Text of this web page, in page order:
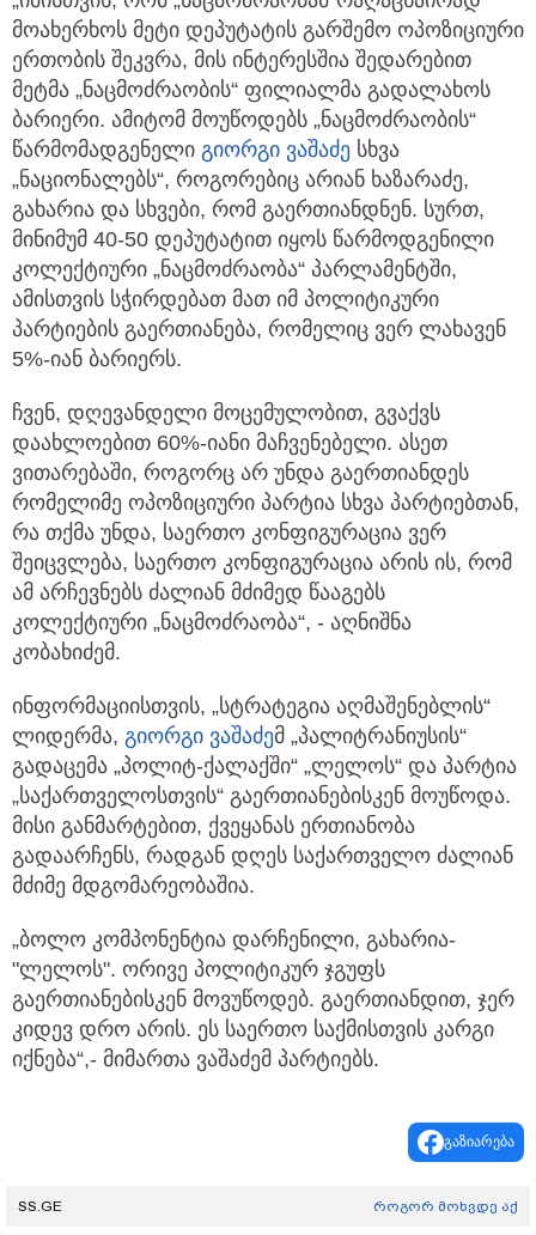
მოახერხოს მეტი დეპუტატის გარშემო ოპოზიციური
ერთობის შეკვრა, მის ინტერესშია შედარებით
მეტმა „ნაცმოძრაობის“ ფილიალმა გადალახოს
ბარიერი. ამიტომ მოუწოდებს „ნაცმოძრაობის“
წარმომადგენელი გიორგი ვაშაძე სხვა
„ნაციონალებს“, როგორებიც არიან ხაზარაძე,
გახარია და სხვები, რომ გაერთიანდნენ. სურთ,
მინიმუმ 40-50 დეპუტატით იყოს წარმოდგენილი
კოლექტიური „ნაცმოძრაობა“ პარლამენტში,
ამისთვის სჭირდებათ მათ იმ პოლიტიკური
პარტიების გაერთიანება, რომელიც ვერ ლახავენ
5%-იან ბარიერს.
ჩვენ, დღევანდელი მოცემულობით, გვაქვს
დაახლოებით 60%-იანი მაჩვენებელი. ასეთ
ვითარებაში, როგორც არ უნდა გაერთიანდეს
რომელიმე ოპოზიციური პარტია სხვა პარტიებთან,
რა თქმა უნდა, საერთო კონფიგურაცია ვერ
შეიცვლება, საერთო კონფიგურაცია არის ის, რომ
ამ არჩევნებს ძალიან მძიმედ წააგებს
კოლექტიური „ნაცმოძრაობა“, - აღნიშნა
კობახიძემ.
ინფორმაციისთვის, „სტრატეგია აღმაშენებლის“
ლიდერმა, გიორგი ვაშაძემ „პალიტრანიუსის“
გადაცემა „პოლიტ-ქალაქში“ „ლელოს“ და პარტია
„საქართველოსთვის“ გაერთიანებისკენ მოუწოდა.
მისი განმარტებით, ქვეყანას ერთიანობა
გადაარჩენს, რადგან დღეს საქართველო ძალიან
მძიმე მდგომარეობაშია.
„ბოლო კომპონენტია დარჩენილი, გახარია-
"ლელოს". ორივე პოლიტიკურ ჯგუფს
გაერთიანებისკენ მოვუწოდებ. გაერთიანდით, ჯერ
კიდევ დრო არის. ეს საერთო საქმისთვის კარგი
იქნება“,- მიმართა ვაშაძემ პარტიებს.
გაზიარება
SS.GE როგორ მოხვდე აქ